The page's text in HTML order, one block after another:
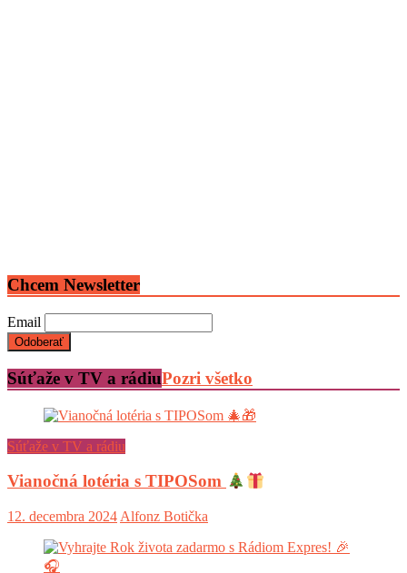
Chcem Newsletter
Email
Súťaže v TV a rádiuPozri všetko
Súťaže v TV a rádiu
Vianočná lotéria s TIPOSom
12. decembra 2024 Alfonz Botička